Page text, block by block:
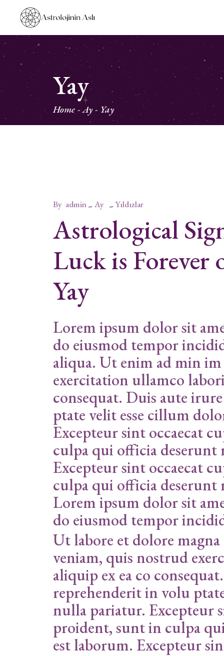
Yay
Home Ay Yay
By admin Ay Yıldızlar
Astrological
Luck is Forever
Yay
Lorem ipsum dolor sit
do eiusmod tempor
aliqua. Ut enim ad min
exercitation ullamco
consequat. Duis aute
ptate velit esse cillum
Excepteur sint occaecat
culpa qui officia
Excepteur sint occaecat
culpa qui officia
Lorem ipsum dolor sit
do eiusmod tempor
Ut labore et dolore
veniam, quis nostrud
aliquip ex ea co
reprehenderit in volu
nulla pariatur. Excepteur
proident, sunt in culpa
est laborum. Excepteur